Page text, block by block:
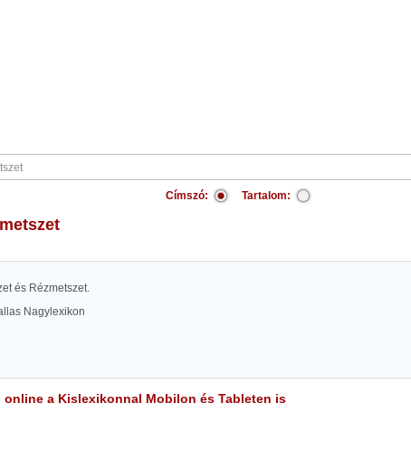
Címszó: Tartalom:
metszet
és Rézmetszet.
Nagylexikon
online a Kislexikonnal Mobilon és Tableten is